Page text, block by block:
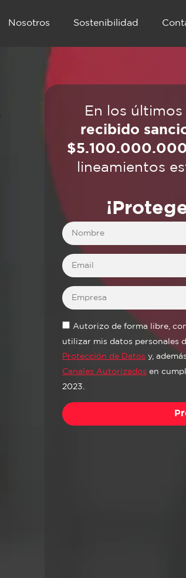
Nosotros Sostenibilidad
En los últimos
recibido
lineamientos
Autorizo de forma libre,
utilizar mis datos personales
Protección de Datos y,
Canales Autorizados en
2023.